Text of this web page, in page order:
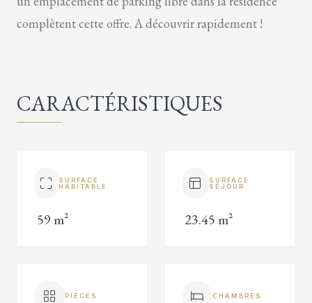
complètent cette offre. A découvrir rapidement !
CARACTÉRISTIQUES
SURFACE
HABITABLE
59 m²
SURFACE
SÉJOUR
23.45 m²
PIÈCES CHAMBRES